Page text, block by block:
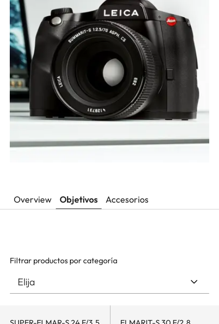
Overview Objetivos Accesorios
Filtrar productos por categoría